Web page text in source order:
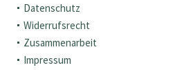
Datenschutz
Widerrufsrecht
Zusammenarbeit
Impressum